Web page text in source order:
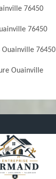
76450
76450
Ouainville 76450
Ouainville